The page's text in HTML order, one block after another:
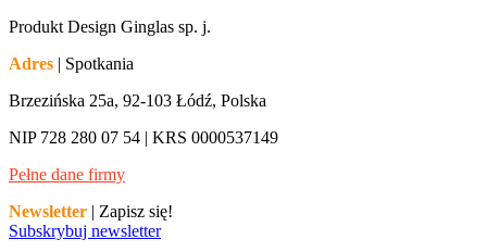
Produkt Design Ginglas sp. j.
Adres | Spotkania
Brzezińska 25a, 92-103 Łódź, Polska
NIP 728 280 07 54 | KRS 0000537149
Pełne dane firmy
Newsletter | Zapisz się!
Subskrybuj newsletter